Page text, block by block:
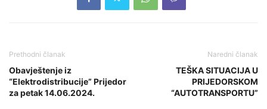
Prethodni članak
Obavještenje iz
“Elektrodistribucije” Prijedor
za petak 14.06.2024.
Naredni članak
TEŠKA SITUACIJA U
PRIJEDORSKOM
“AUTOTRANSPORTU”